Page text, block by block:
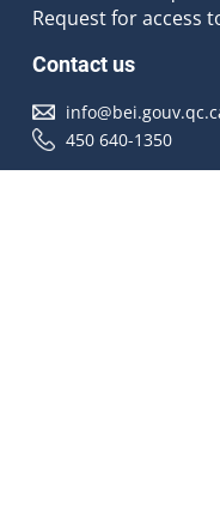
Request for access
Contact us
450 640-1350